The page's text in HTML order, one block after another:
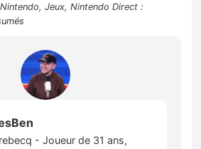
,Jeux,Nintendo Direct :
- Joueur de 31 ans,